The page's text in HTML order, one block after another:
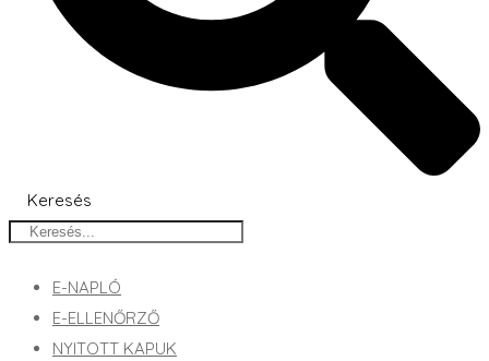
Keresés
E-NAPLÓ
E-ELLENŐRZŐ
NYITOTT KAPUK